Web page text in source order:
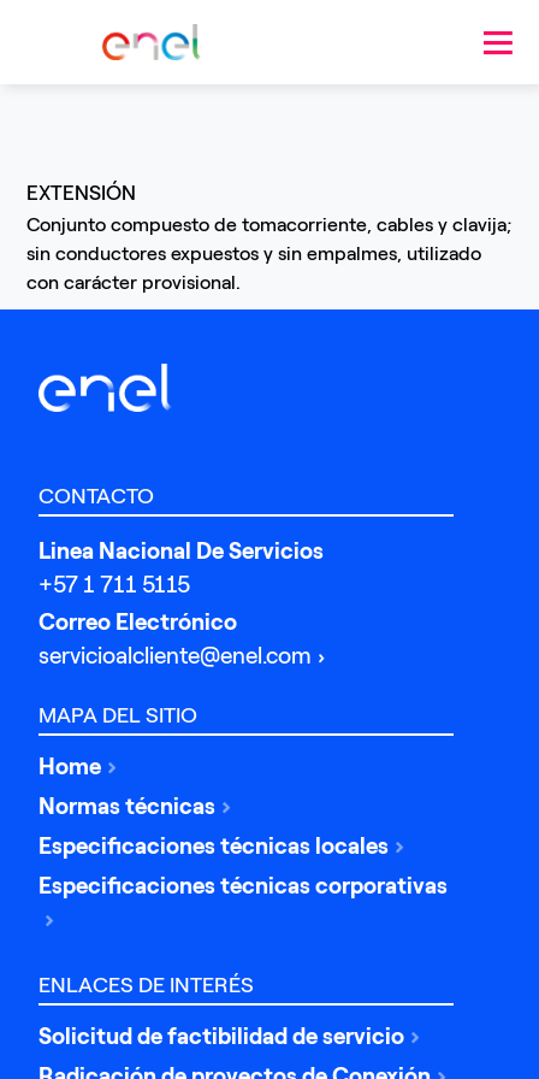
EXTENSIÓN
Conjunto compuesto de tomacorriente, cables y clavija;
sin conductores expuestos y sin empalmes, utilizado
con carácter provisional.
CONTACTO
+57 1 711 5115
Linea Nacional De Servicios
servicioalcliente@enel.com
Correo Electrónico
MAPA DEL SITIO
Home
Normas técnicas
Especificaciones técnicas locales
Especificaciones técnicas corporativas
ENLACES DE INTERÉS
Solicitud de factibilidad de servicio